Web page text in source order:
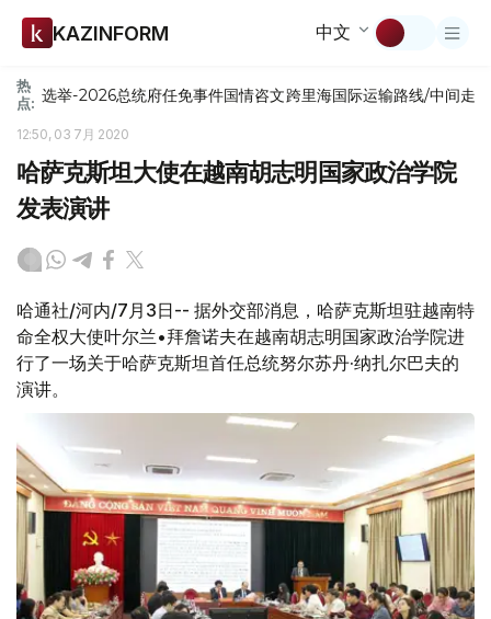
KAZINFORM 中文
热
点: 选举-2026总统府任免事件国情咨文跨里海国际运输路线/中间走廊
12:50, 03 7月 2020
哈萨克斯坦大使在越南胡志明国家政治学院
发表演讲
哈通社/河内/7月3日-- 据外交部消息，哈萨克斯坦驻越南特
命全权大使叶尔兰•拜詹诺夫在越南胡志明国家政治学院进
行了一场关于哈萨克斯坦首任总统努尔苏丹·纳扎尔巴夫的
演讲。